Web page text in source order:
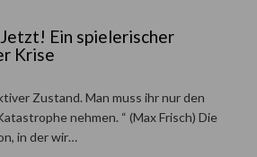
Ein spielerischer
Krise
Zustand. Man muss ihr nur den
nehmen. “ (Max Frisch) Die
in der wir…